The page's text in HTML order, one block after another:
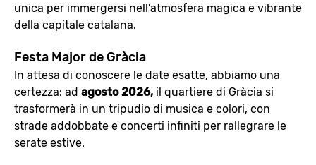
unica per immergersi nell’atmosfera magica e vibrante
della capitale catalana.
Festa Major de Gràcia
In attesa di conoscere le date esatte, abbiamo una
certezza: ad agosto 2026, il quartiere di Gràcia si
trasformerà in un tripudio di musica e colori, con
strade addobbate e concerti infiniti per rallegrare le
serate estive.